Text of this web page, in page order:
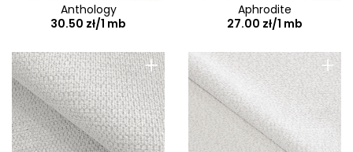
Anthology
30.50 zł/1 mb
Aphrodite
27.00 zł/1 mb
+ +